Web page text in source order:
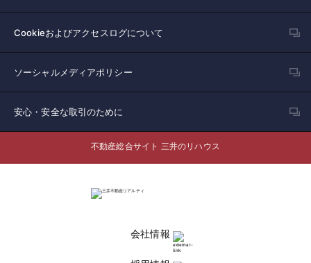
Cookieおよびアクセスログについて
ソーシャルメディアポリシー
安心・安全な取引のために
不動産総合サイト 三井のリハウス
会社情報